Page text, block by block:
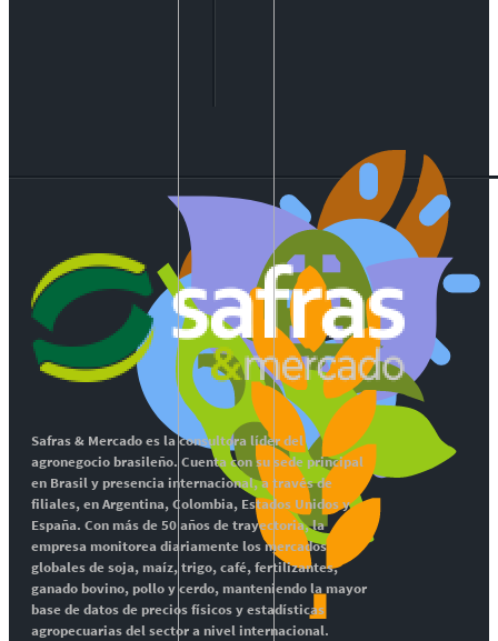
Safras & Mercado es la consultora líder del
agronegocio brasileño. Cuenta con su sede principal
en Brasil y presencia internacional, a través de
filiales, en Argentina, Colombia, Estados Unidos y
España. Con más de 50 años de trayectoria, la
empresa monitorea diariamente los mercados
globales de soja, maíz, trigo, café, fertilizantes,
ganado bovino, pollo y cerdo, manteniendo la mayor
base de datos de precios físicos y estadísticas
agropecuarias del sector a nivel internacional.